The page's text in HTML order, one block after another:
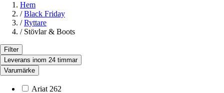
Hem
/ Black Friday
/ Ryttare
/ Stövlar & Boots
Filter
Leverans inom 24 timmar
Varumärke
Ariat 262